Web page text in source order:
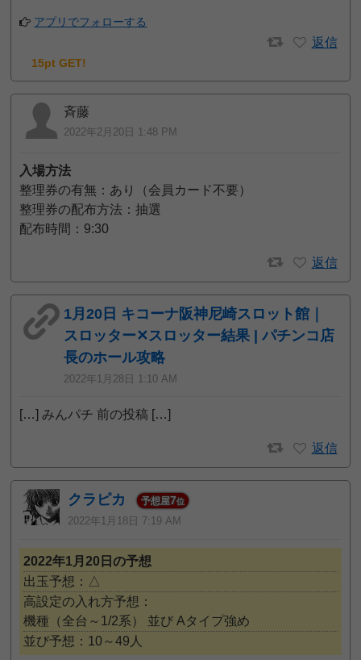
アプリでフォローする
返信
15pt GET!
斉藤
2022年2月20日 1:48 PM
入場方法
整理券の有無：あり（会員カード不要）
整理券の配布方法：抽選
配布時間：9:30
返信
1月20日 キコーナ阪神尼崎スロット館｜
スロッター✕スロッター結果 | パチンコ店
長のホール攻略
2022年1月28日 1:10 AM
[…] みんパチ 前の投稿 […]
返信
クラピカ 予想屋7位
2022年1月18日 7:19 AM
2022年1月20日の予想
出玉予想：△
高設定の入れ方予想：
機種（全台～1/2系）
並び Aタイプ強め
並び予想：10～49人